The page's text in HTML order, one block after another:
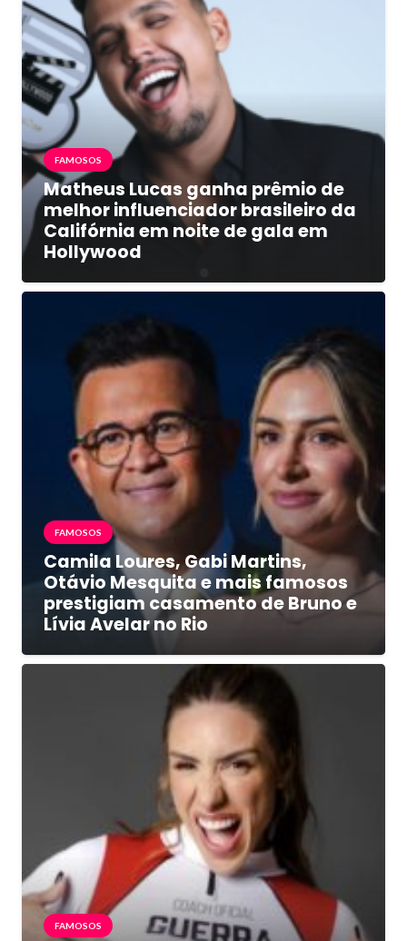
FAMOSOS
Matheus Lucas ganha prêmio de
melhor influenciador brasileiro da
Califórnia em noite de gala em
Hollywood
FAMOSOS
Camila Loures, Gabi Martins,
Otávio Mesquita e mais famosos
prestigiam casamento de Bruno e
Lívia Avelar no Rio
FAMOSOS